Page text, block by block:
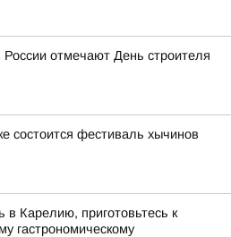
России отмечают День строителя
состоится фестиваль хычинов
в Карелию, приготовьтесь к
гастрономическому